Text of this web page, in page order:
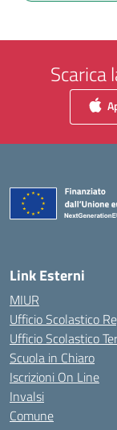
Scarica
Link Esterni
MIUR
Ufficio Scolastico
Ufficio Scolastico
Scuola in Chiaro
Iscrizioni On Line
Invalsi
Comune